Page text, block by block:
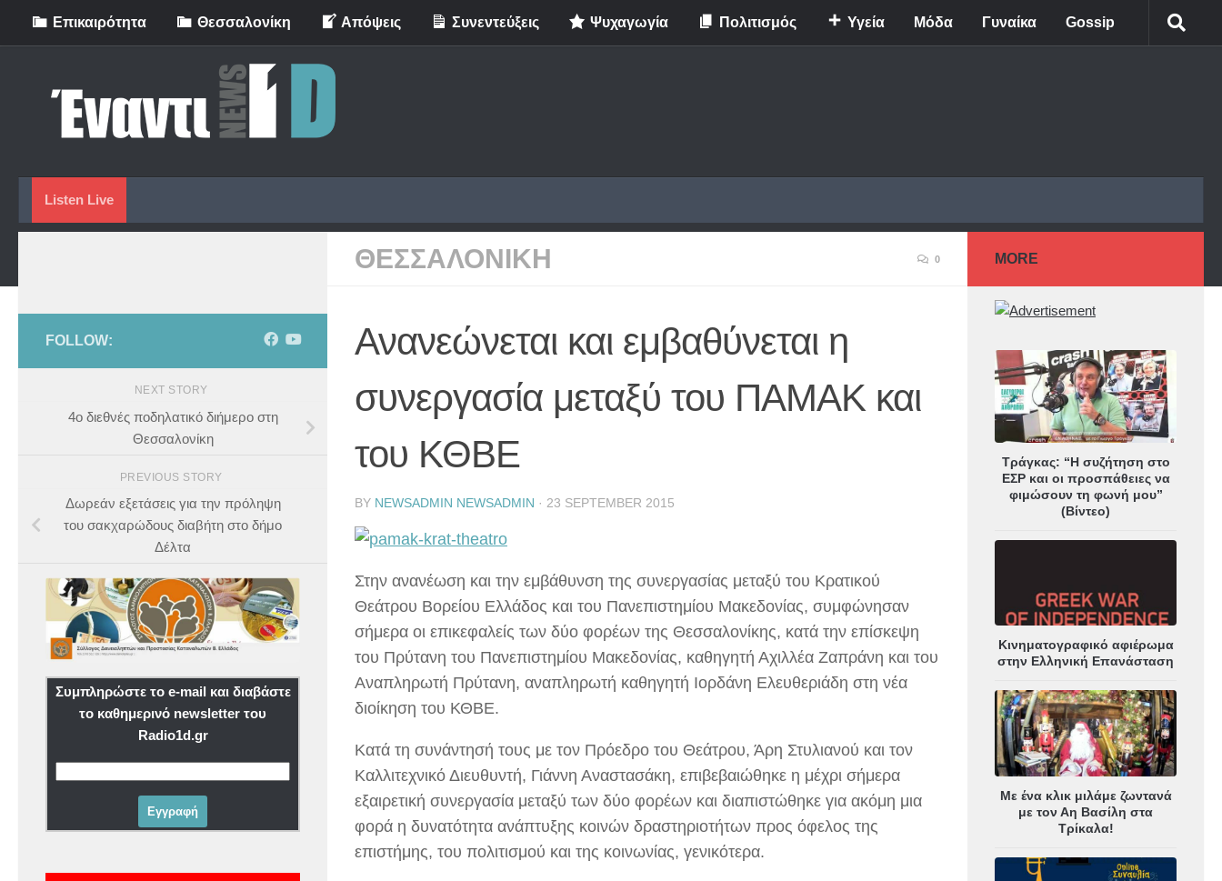
Skip to content
Eπικαιρότητα Θεσσαλονίκη Απόψεις Συνεντεύξεις Ψυχαγωγία Πολιτισμός Υγεία Μόδα Γυναίκα Gossip
Listen Live
ΘΕΣΣΑΛΟΝΙΚΗ 0
Ανανεώνεται και εμβαθύνεται η
συνεργασία μεταξύ του ΠΑΜΑΚ και
του ΚΘΒΕ
BY NEWSADMIN NEWSADMIN · 23 SEPTEMBER 2015
Στην ανανέωση και την εμβάθυνση της συνεργασίας μεταξύ του Κρατικού
Θεάτρου Βορείου Ελλάδος και του Πανεπιστημίου Μακεδονίας, συμφώνησαν
σήμερα οι επικεφαλείς των δύο φορέων της Θεσσαλονίκης, κατά την επίσκεψη
του Πρύτανη του Πανεπιστημίου Μακεδονίας, καθηγητή Αχιλλέα Ζαπράνη και του
Αναπληρωτή Πρύτανη, αναπληρωτή καθηγητή Ιορδάνη Ελευθεριάδη στη νέα
διοίκηση του ΚΘΒΕ.
Κατά τη συνάντησή τους με τον Πρόεδρο του Θεάτρου, Άρη Στυλιανού και τον
Καλλιτεχνικό Διευθυντή, Γιάννη Αναστασάκη, επιβεβαιώθηκε η μέχρι σήμερα
εξαιρετική συνεργασία μεταξύ των δύο φορέων και διαπιστώθηκε για ακόμη μια
φορά η δυνατότητα ανάπτυξης κοινών δραστηριοτήτων προς όφελος της
επιστήμης, του πολιτισμού και της κοινωνίας, γενικότερα.
FOLLOW:
NEXT STORY
4ο διεθνές ποδηλατικό διήμερο στη
Θεσσαλονίκη
PREVIOUS STORY
Δωρεάν εξετάσεις για την πρόληψη
του σακχαρώδους διαβήτη στο δήμο
Δέλτα
Συμπληρώστε το e-mail και διαβάστε
το καθημερινό newsletter του
Radio1d.gr
MORE
Τράγκας: “Η συζήτηση στο
ΕΣΡ και οι προσπάθειες να
φιμώσουν τη φωνή μου”
(Βίντεο)
Κινηματογραφικό αφιέρωμα
στην Ελληνική Επανάσταση
Με ένα κλικ μιλάμε ζωντανά
με τον Αη Βασίλη στα
Τρίκαλα!